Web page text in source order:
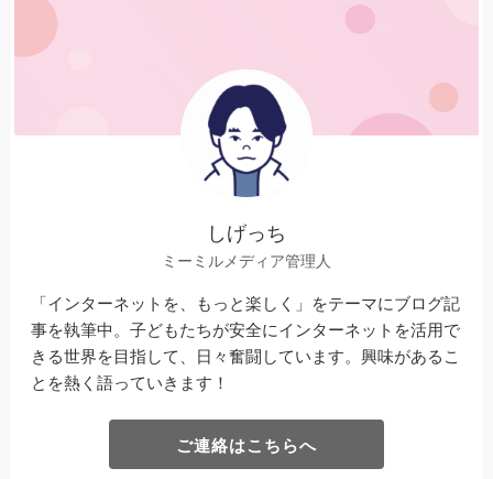
しげっち
ミーミルメディア管理人
「インターネットを、もっと楽しく」をテーマにブログ記
事を執筆中。子どもたちが安全にインターネットを活用で
きる世界を目指して、日々奮闘しています。興味があるこ
とを熱く語っていきます！
ご連絡はこちらへ